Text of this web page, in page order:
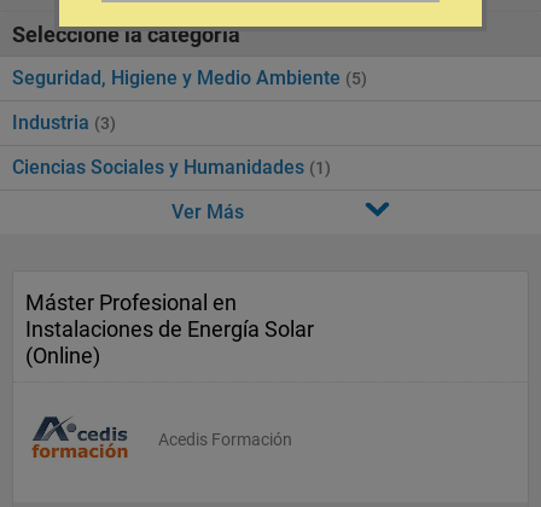
Seleccione la categoría
Seguridad, Higiene y Medio Ambiente (5)
Industria (3)
Ciencias Sociales y Humanidades (1)
Ver Más
Máster Profesional en
Instalaciones de Energía Solar
(Online)
Acedis Formación